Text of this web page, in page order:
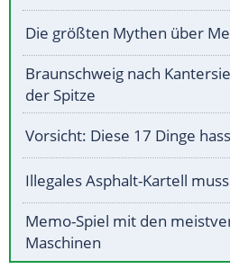
Die größten Mythen über
Braunschweig nach
der Spitze
Vorsicht: Diese 17 Dinge
Illegales Asphalt-Kartell
Memo-Spiel mit den
Maschinen